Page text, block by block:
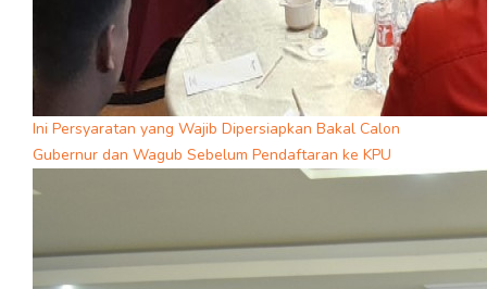
Ini Persyaratan yang Wajib Dipersiapkan Bakal Calon
Gubernur dan Wagub Sebelum Pendaftaran ke KPU